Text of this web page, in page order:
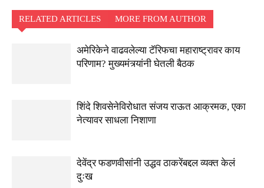
RELATED ARTICLES MORE FROM AUTHOR
अमेरिकेने वाढवलेल्या टॅरिफचा महाराष्ट्रावर काय
परिणाम? मुख्यमंत्र्यांनी घेतली बैठक
शिंदे शिवसेनेविरोधात संजय राऊत आक्रमक, एका
नेत्यावर साधला निशाणा
देवेंद्र फडणवीसांनी उद्धव ठाकरेंबद्दल व्यक्त केलं
दुःख